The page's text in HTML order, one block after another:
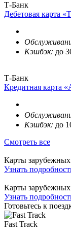
Т-Банк
Дебетовая карта
Кэшбэк: до
Т-Банк
Кредитная карта
Кэшбэк: до
Смотреть все
Карты зарубежных
Узнать
Карты зарубежных
Узнать
Готовьтесь к
Fast Track